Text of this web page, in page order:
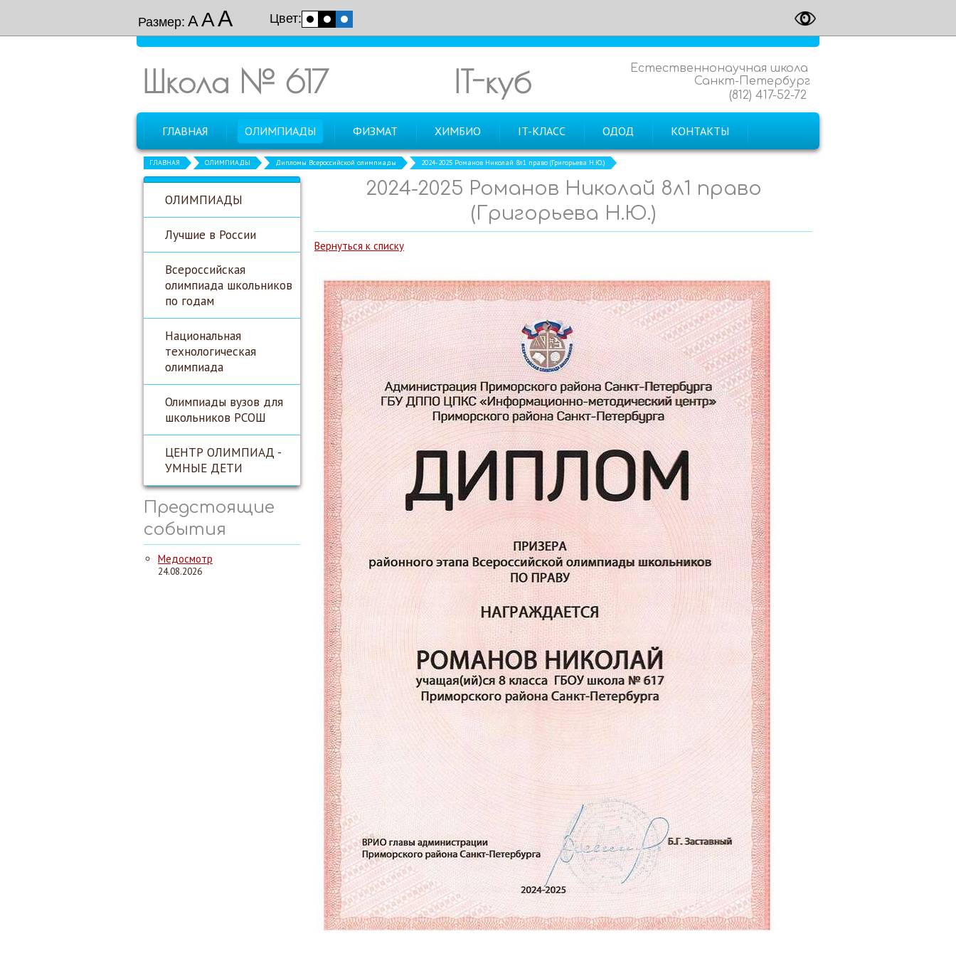
Размер: ААА Цвет:
Школа № 617
Естественнонаучная школа
Санкт-Петербург
(812) 417-52-72
IT-куб
ГЛАВНАЯ ОЛИМПИАДЫ ФИЗМАТ ХИМБИО IT-КЛАСС ОДОД КОНТАКТЫ
ГЛАВНАЯ ОЛИМПИАДЫ Дипломы Всероссийской олимпиады 2024-2025 Романов Николай 8л1 право (Григорьева Н.Ю.)
ОЛИМПИАДЫ
Лучшие в России
Всероссийская
олимпиада школьников
по годам
Национальная
технологическая
олимпиада
Олимпиады вузов для
школьников РСОШ
ЦЕНТР ОЛИМПИАД -
УМНЫЕ ДЕТИ
Предстоящие
события
Медосмотр
24.08.2026
2024-2025 Романов Николай 8л1 право
(Григорьева Н.Ю.)
Вернуться к списку